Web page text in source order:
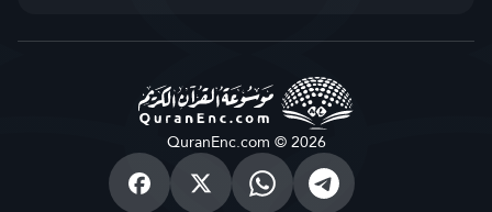
QuranEnc.com © 2026